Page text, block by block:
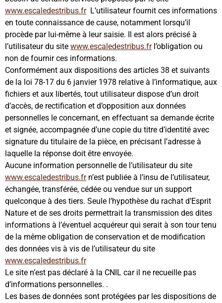
www.escaledestribus.frL’utilisateur fournit ces informations
en toute connaissance de cause, notamment lorsqu’il
procède par lui-même à leur saisie. Il est alors précisé à
l’utilisateur du site www.escaledestribus.frl’obligation ou
non de fournir ces informations.
Conformément aux dispositions des articles 38 et suivants
de la loi 78-17 du 6 janvier 1978 relative à l’informatique, aux
fichiers et aux libertés, tout utilisateur dispose d’un droit
d’accès, de rectification et d’opposition aux données
personnelles le concernant, en effectuant sa demande écrite
et signée, accompagnée d’une copie du titre d’identité avec
signature du titulaire de la pièce, en précisant l’adresse à
laquelle la réponse doit être envoyée.
Aucune information personnelle de l’utilisateur du site
www.escaledestribus.frn’est publiée à l’insu de l’utilisateur,
échangée, transférée, cédée ou vendue sur un support
quelconque à des tiers. Seule l’hypothèse du rachat d’Esprit
Nature et de ses droits permettrait la transmission des dites
informations à l’éventuel acquéreur qui serait à son tour tenu
de la même obligation de conservation et de modification
des données vis à vis de l’utilisateur du site
www.escaledestribus.fr
Le site n’est pas déclaré à la CNIL car il ne recueille pas
d’informations personnelles. .
Les bases de données sont protégées par les dispositions de